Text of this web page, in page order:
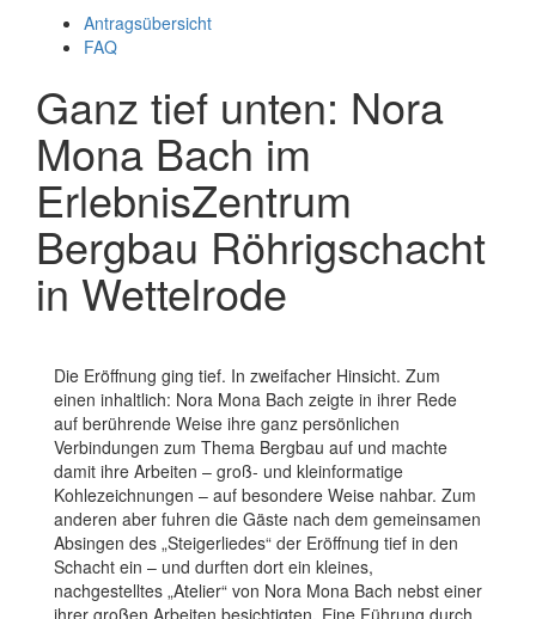
Antragsübersicht
FAQ
Ganz tief unten: Nora
Mona Bach im
ErlebnisZentrum
Bergbau Röhrigschacht
in Wettelrode
Die Eröffnung ging tief. In zweifacher Hinsicht. Zum
einen inhaltlich: Nora Mona Bach zeigte in ihrer Rede
auf berührende Weise ihre ganz persönlichen
Verbindungen zum Thema Bergbau auf und machte
damit ihre Arbeiten – groß- und kleinformatige
Kohlezeichnungen – auf besondere Weise nahbar. Zum
anderen aber fuhren die Gäste nach dem gemeinsamen
Absingen des „Steigerliedes“ der Eröffnung tief in den
Schacht ein – und durften dort ein kleines,
nachgestelltes „Atelier“ von Nora Mona Bach nebst einer
ihrer großen Arbeiten besichtigten. Eine Führung durch